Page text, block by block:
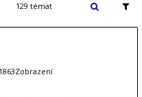
129 témat